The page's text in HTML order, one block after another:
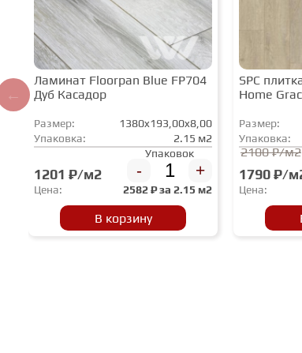
Ламинат Floorpan Blue FP704
Дуб Касадор
Размер:
1380x193,00x8,00
Упаковка:
2.15 м2
1201 ₽/м2
Упаковок
- +
Цена: 2582₽ за 2.15 м2
В корзину
SPC
Home
Размер:
Упаковка:
2100 ₽/м2
1790 ₽/
Цена: